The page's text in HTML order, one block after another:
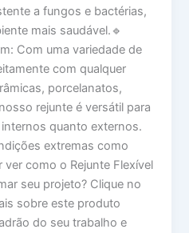
a fungos e bactérias,
mais saudável.🔹
Com uma variedade de
com qualquer
porcelanatos,
rejunte é versátil para
quanto externos.
extremas como
ver como o Rejunte Flexível
seu projeto? Clique no
sobre este produto
do seu trabalho e